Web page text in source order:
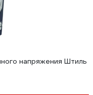
напряжения Штиль